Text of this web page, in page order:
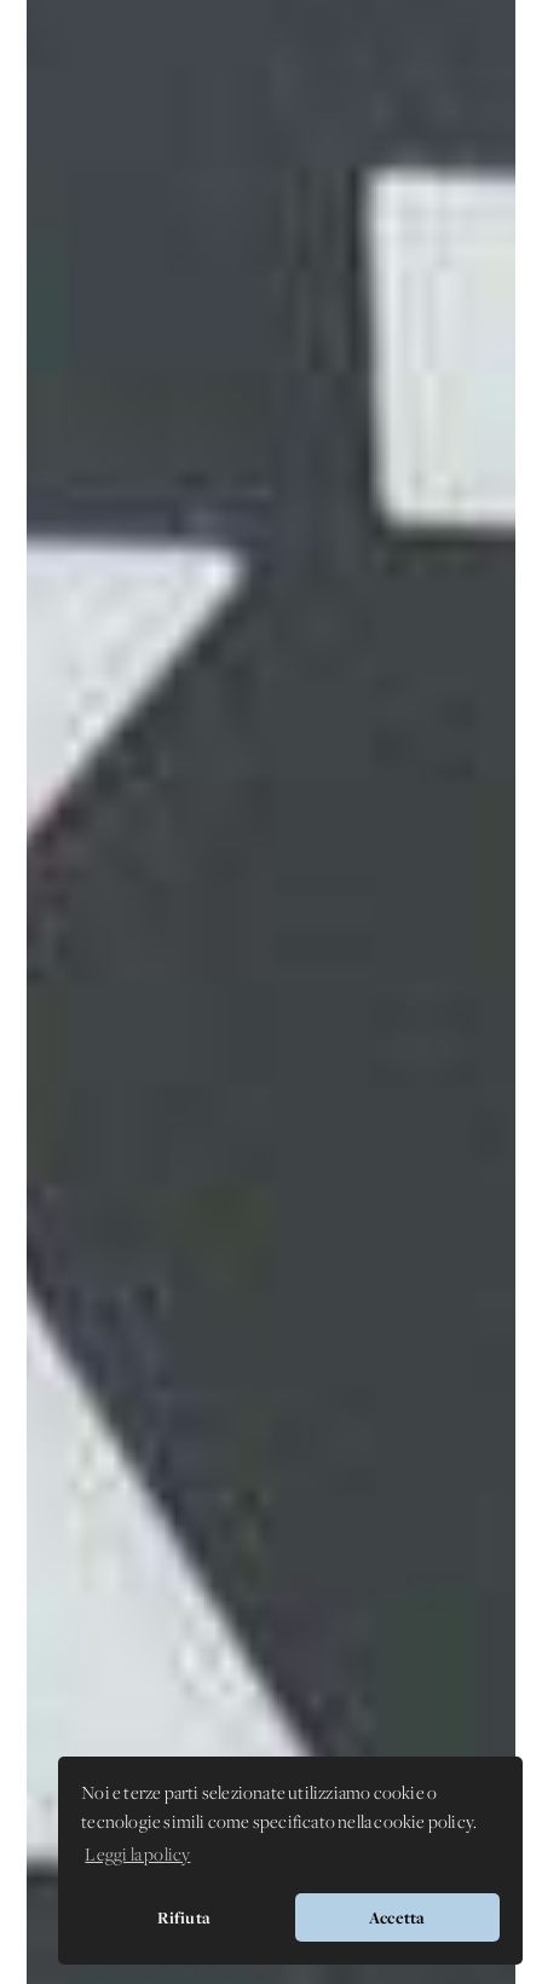
Noi e terze parti selezionate utilizziamo cookie o
tecnologie simili come specificato nella cookie policy.
Leggi la policy
Rifiuta Accetta